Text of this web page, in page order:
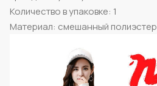
Количество в упаковке: 1
Материал: смешанный полиэстер